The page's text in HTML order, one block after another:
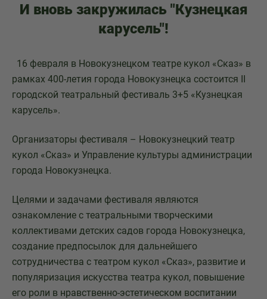
И вновь закружилась "Кузнецкая
карусель"!
16 февраля в Новокузнецком театре кукол «Сказ» в
рамках 400-летия города Новокузнецка состоится II
городской театральный фестиваль 3+5 «Кузнецкая
карусель».
Организаторы фестиваля – Новокузнецкий театр
кукол «Сказ» и Управление культуры администрации
города Новокузнецка.
Целями и задачами фестиваля являются
ознакомление с театральными творческими
коллективами детских садов города Новокузнецка,
создание предпосылок для дальнейшего
сотрудничества с театром кукол «Сказ», развитие и
популяризация искусства театра кукол, повышение
его роли в нравственно-эстетическом воспитании